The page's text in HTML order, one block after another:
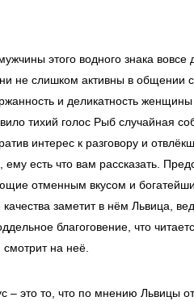
этого водного знака вовсе
не слишком активны в общении
и деликатность
тихий голос Рыб случайная
интерес к разговору и
ему есть что вам рассказать.
отменным вкусом и
заметит в нём Львица,
благоговение, что
смотрит на неё.
– это то, что по мнению Львицы